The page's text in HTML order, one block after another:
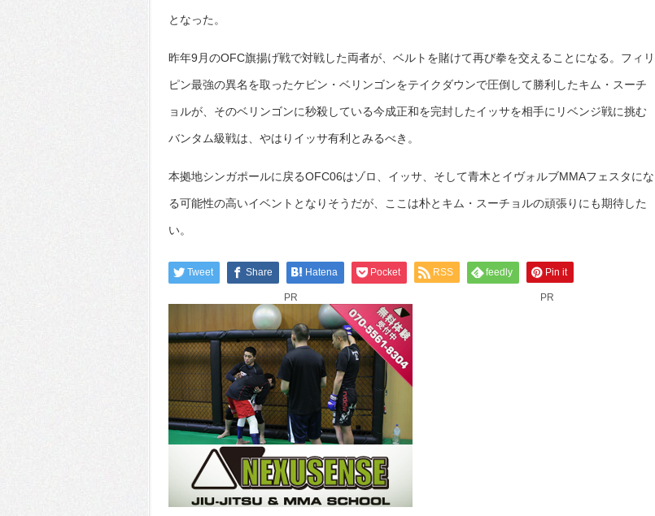
となった。
昨年9月のOFC旗揚げ戦で対戦した両者が、ベルトを賭けて再び拳を交えることになる。フィリ
ピン最強の異名を取ったケビン・ベリンゴンをテイクダウンで圧倒して勝利したキム・スーチ
ョルが、そのベリンゴンに秒殺している今成正和を完封したイッサを相手にリベンジ戦に挑む
バンタム級戦は、やはりイッサ有利とみるべき。
本拠地シンガポールに戻るOFC06はゾロ、イッサ、そして青木とイヴォルブMMAフェスタにな
る可能性の高いイベントとなりそうだが、ここは朴とキム・スーチョルの頑張りにも期待した
い。
Tweet Share Hatena Pocket RSS feedly Pin it
PR PR